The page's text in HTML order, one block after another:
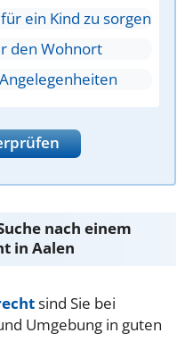
ein Kind zu sorgen
den Wohnort
nach einem
in Aalen
sind Sie bei
Umgebung in guten